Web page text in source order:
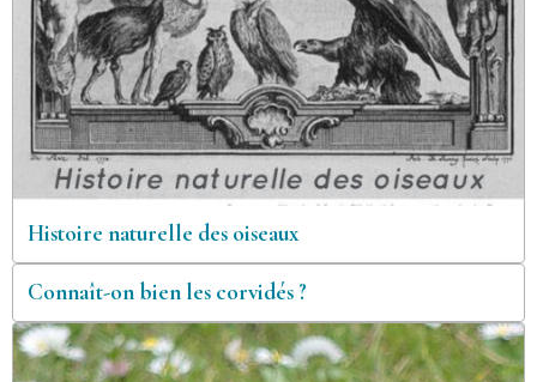
Histoire naturelle des oiseaux
Connaît-on bien les corvidés ?